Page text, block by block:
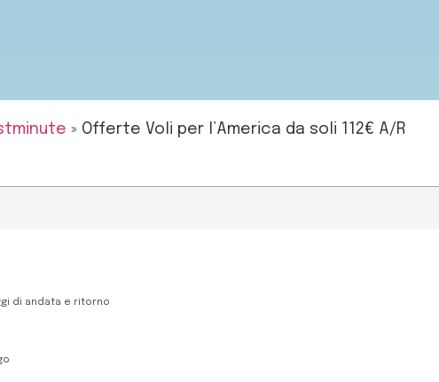
» Offerte Voli per l’America da soli 112€ A/R
di andata e ritorno